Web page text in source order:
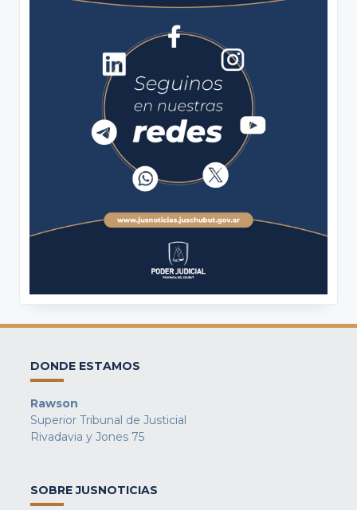
DONDE ESTAMOS
Rawson
Superior Tribunal de Justicial
Rivadavia y Jones 75
SOBRE JUSNOTICIAS